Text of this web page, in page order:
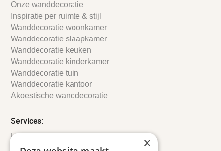
Onze wanddecoratie
Inspiratie per ruimte & stijl
Wanddecoratie woonkamer
Wanddecoratie slaapkamer
Wanddecoratie keuken
Wanddecoratie kinderkamer
Wanddecoratie tuin
Wanddecoratie kantoor
Akoestische wanddecoratie
Services:
Leveringsinformatie
Retourbeleid
×